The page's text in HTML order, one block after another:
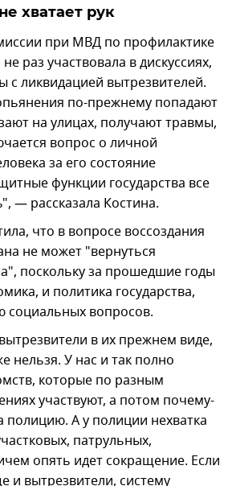
хватает рук
при МВД по профилактике
раз участвовала в дискуссиях,
ликвидацией вытрезвителей.
по-прежнему попадают
на улицах, получают травмы,
вопрос о личной
за его состояние
функции государства все
— рассказала Костина.
что в вопросе воссоздания
не может "вернуться
поскольку за прошедшие годы
и политика государства,
социальных вопросов.
в их прежнем виде,
нельзя. У нас и так полно
которые по разным
участвуют, а потом почему-
полицию. А у полиции нехватка
патрульных,
опять идет сокращение. Если
и вытрезвители, систему